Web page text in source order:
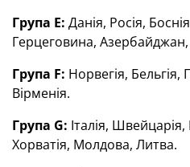
Група E: Данія, Росія, Боснія
Герцеговина,
Група F: Норвегія,
Вірменія.
Група G: Італія, Швейцарія,
Хорватія, Молдова, Литва.